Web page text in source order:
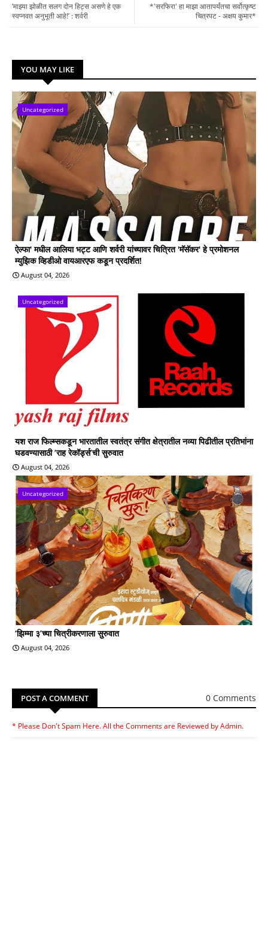
*'सरफिरा' हा माझा आतापर्यंतचा सर्वोत्कृष्ट
चित्रपट - अक्षय कुमार*
’माझ्या झोळीत सलग दोन हिट्स असणे हे एक
स्वप्नवत अनुभूती आहे!’ : शर्वरी
YOU MAY LIKE
Uncategorized
ऐल्फा' मधील आलिया भट्ट आणि शर्वरी यांच्यावर चित्रित 'मॅसॅकर' हे प्रमोशनल
म्युझिक व्हिडीओ वायआरएफ कडून प्रदर्शित!
August 04, 2026
Uncategorized
यश राज फिल्म्सकडून भारतातील स्वतंत्र संगीत क्षेत्रातील नव्या पिढीतील प्रतिभांना
घडवण्यासाठी ‘राह रेकॉर्ड्स’ची सुरुवात
August 04, 2026
Uncategorized
‘झिम्मा ३’च्या चित्रीकरणाला सुरुवात
August 04, 2026
POST A COMMENT 0 Comments
* Please Don't Spam Here. All the Comments are Reviewed by Admin.